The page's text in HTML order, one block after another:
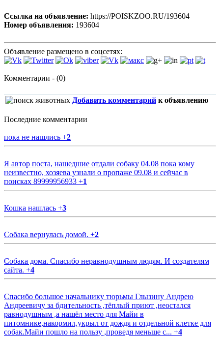
Ссылка на объявление: https://POISKZOO.RU/193604
Номер объявления: 193604
Объявление размещено в соцсетях:
Комментарии - (0)
Добавить комментарий к объявлению
Последние комментарии
пока не нашлись +2
Я автор поста, нашедшие отдали собаку 04.08 пока кому
неизвестно, хозяева узнали о пропаже 09.08 и сейчас в
поисках 89999956933 +1
Кошка нашлась +3
Собака вернулась домой. +2
Собака дома. Спасибо неравнодушным людям. И создателям
сайта. +4
Спасибо большое начальнику тюрьмы Глызину Андрею
Андреевичу за бдительность ,тёплый приют ,неостался
равнодушным ,а нашёл место для Майи в
питомнике,накормил,укрыл от дождя и отдельной клетке для
собак.Майи пошло на пользу ,проведя меньше с... +4